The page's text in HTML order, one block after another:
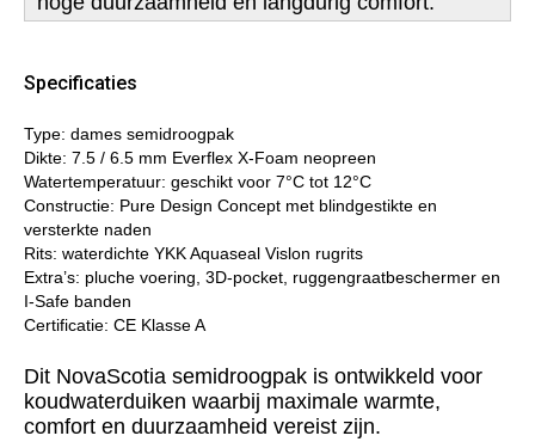
Specificaties
Type: dames semidroogpak
Dikte: 7.5 / 6.5 mm Everflex X‑Foam neopreen
Watertemperatuur: geschikt voor 7°C tot 12°C
Constructie: Pure Design Concept met blindgestikte en
versterkte naden
Rits: waterdichte YKK Aquaseal Vislon rugrits
Extra’s: pluche voering, 3D‑pocket, ruggengraatbeschermer en
I‑Safe banden
Certificatie: CE Klasse A
Dit NovaScotia semidroogpak is ontwikkeld voor
koudwaterduiken waarbij maximale warmte,
comfort en duurzaamheid vereist zijn.